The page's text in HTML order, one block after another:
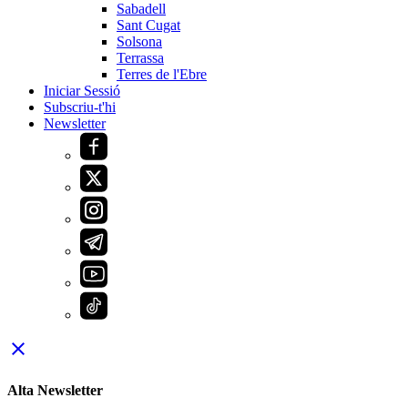
Sabadell
Sant Cugat
Solsona
Terrassa
Terres de l'Ebre
Iniciar Sessió
Subscriu-t'hi
Newsletter
close
Alta Newsletter